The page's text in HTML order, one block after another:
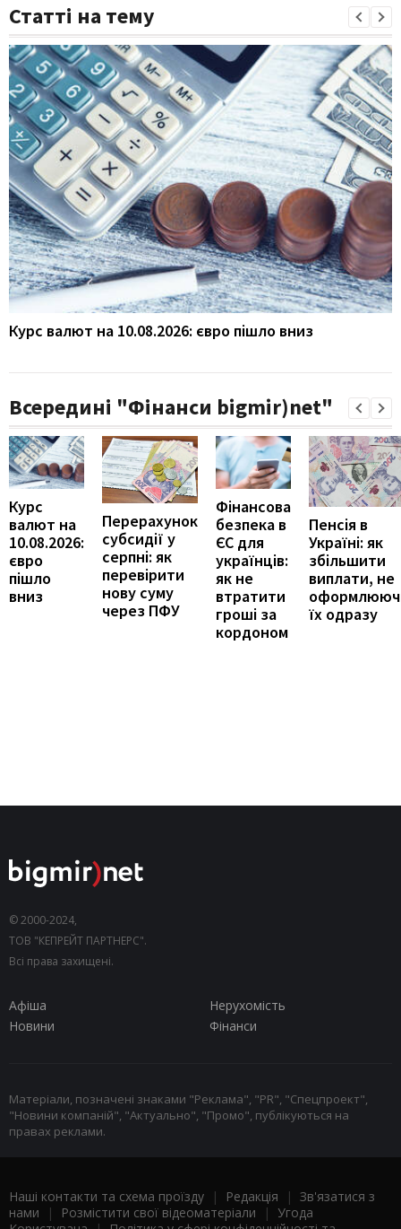
Статті на тему
Курс валют на 10.08.2026: євро пішло вниз
Всередині "Фінанси bigmir)net"
Курс
валют на
10.08.2026:
євро
пішло
вниз
Перерахунок
субсидії у
серпні: як
перевірити
нову суму
через ПФУ
Фінансова
безпека в
ЄС для
українців:
як не
втратити
гроші за
кордоном
Пенсія в
Україні: як
збільшити
виплати, не
їх одразу
© 2000-2024,
ТОВ "КЕПРЕЙТ ПАРТНЕРС".
Всі права захищені.
Афіша
Нерухомість
Новини
Фінанси
Матеріали, позначені знаками "Реклама", "PR", "Спецпроект",
"Новини компаній", "Актуально", "Промо", публікуються на
правах реклами.
Наші контакти та схема проїзду | Редакція | Зв'язатися з
нами | Розмістити свої відеоматеріали | Угода